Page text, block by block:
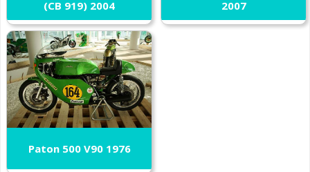
(CB 919) 2004
2007
Paton 500 V90 1976